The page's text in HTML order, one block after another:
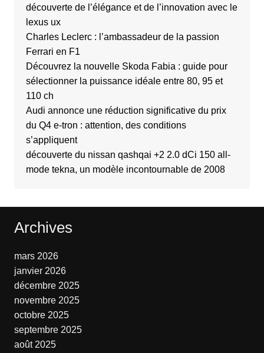
découverte de l’élégance et de l’innovation avec le
lexus ux
Charles Leclerc : l’ambassadeur de la passion
Ferrari en F1
Découvrez la nouvelle Skoda Fabia : guide pour
sélectionner la puissance idéale entre 80, 95 et
110 ch
Audi annonce une réduction significative du prix
du Q4 e-tron : attention, des conditions
s’appliquent
découverte du nissan qashqai +2 2.0 dCi 150 all-
mode tekna, un modèle incontournable de 2008
Archives
mars 2026
janvier 2026
décembre 2025
novembre 2025
octobre 2025
septembre 2025
août 2025